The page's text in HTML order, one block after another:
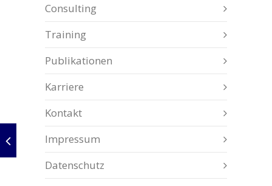
Consulting
Training
Publikationen
Karriere
Kontakt
Impressum
Datenschutz